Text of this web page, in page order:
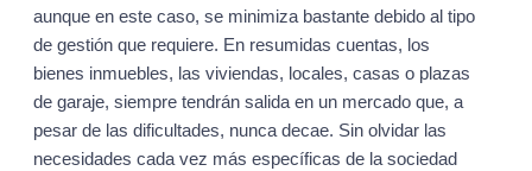
aunque en este caso, se minimiza bastante debido al tipo
de gestión que requiere. En resumidas cuentas, los
bienes inmuebles, las viviendas, locales, casas o plazas
de garaje, siempre tendrán salida en un mercado que, a
pesar de las dificultades, nunca decae. Sin olvidar las
necesidades cada vez más específicas de la sociedad